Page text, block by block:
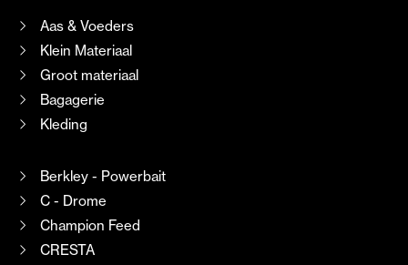
Aas & Voeders
Klein Materiaal
Groot materiaal
Bagagerie
Kleding
Berkley - Powerbait
C - Drome
Champion Feed
CRESTA